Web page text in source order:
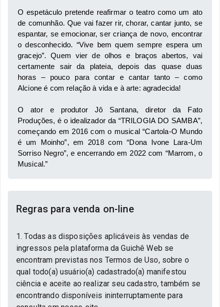
O espetáculo pretende reafirmar o teatro como um ato
de comunhão. Que vai fazer rir, chorar, cantar junto, se
espantar, se emocionar, ser criança de novo, encontrar
o desconhecido. “Vive bem quem sempre espera um
gracejo”. Quem vier de olhos e braços abertos, vai
certamente sair da plateia, depois das quase duas
horas – pouco para contar e cantar tanto – como
Alcione é com relação à vida e à arte: agradecida!
O ator e produtor Jô Santana, diretor da Fato
Produções, é o idealizador da “TRILOGIA DO SAMBA”,
começando em 2016 com o musical “Cartola-O Mundo
é um Moinho”, em 2018 com “Dona Ivone Lara-Um
Sorriso Negro”, e encerrando em 2022 com “Marrom, o
Musical.”
Regras para venda on-line
1. Todas as disposições aplicáveis às vendas de
ingressos pela plataforma da Guichê Web se
encontram previstas nos Termos de Uso, sobre o
qual todo(a) usuário(a) cadastrado(a) manifestou
ciência e aceite ao realizar seu cadastro, também se
encontrando disponíveis ininterruptamente para